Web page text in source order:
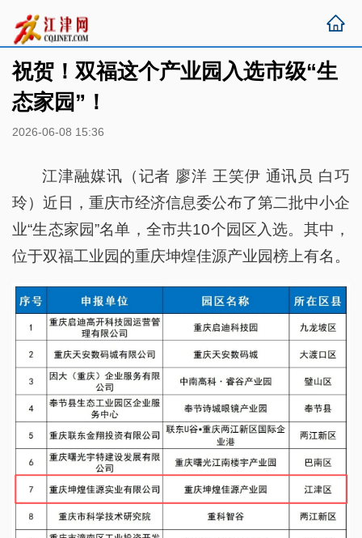
祝贺！双福这个产业园入选市级“生
态家园”！
2026-06-08 15:36
江津融媒讯（记者 廖洋 王笑伊 通讯员 白巧
玲）近日，重庆市经济信息委公布了第二批中小企
业“生态家园”名单，全市共10个园区入选。其中，
位于双福工业园的重庆坤煌佳源产业园榜上有名。